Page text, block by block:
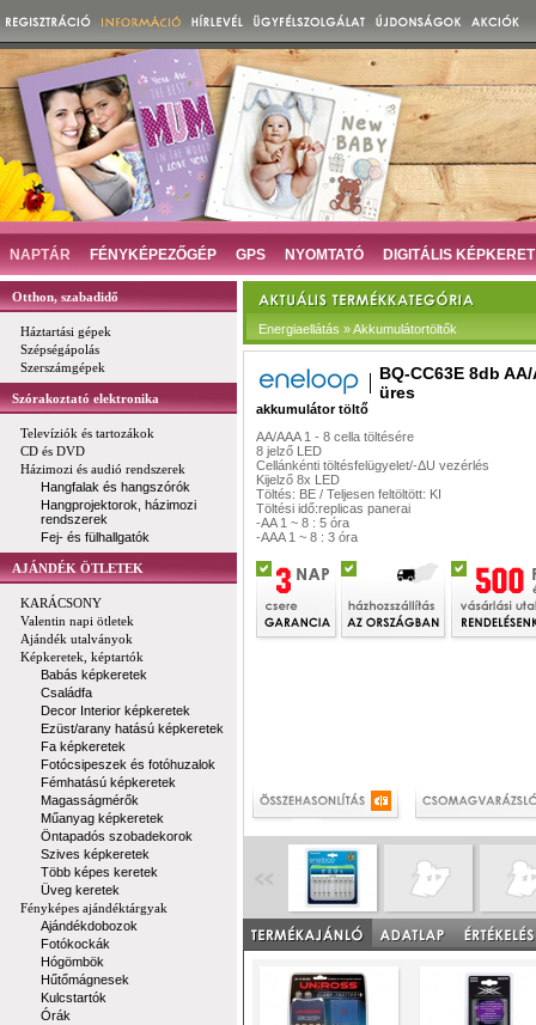
NAPTÁR FÉNYKÉPEZŐGÉP GPS NYOMTATÓ DIGITÁLIS KÉPKERET
Otthon, szabadidő
Háztartási gépek
Szépségápolás
Szerszámgépek
Szórakoztató elektronika
Televíziók és tartozákok
CD és DVD
Házimozi és audió rendszerek
Hangfalak és hangszórók
Hangprojektorok, házimozi
rendszerek
Fej- és fülhallgatók
AJÁNDÉK ÖTLETEK
KARÁCSONY
Valentin napi ötletek
Ajándék utalványok
Képkeretek, képtartók
Babás képkeretek
Családfa
Decor Interior képkeretek
Ezüst/arany hatású képkeretek
Fa képkeretek
Fotócsipeszek és fotóhuzalok
Fémhatású képkeretek
Magasságmérők
Műanyag képkeretek
Öntapadós szobadekorok
Szives képkeretek
Több képes keretek
Üveg keretek
Fényképes ajándéktárgyak
Ajándékdobozok
Fotókockák
Hógömbök
Hűtőmágnesek
Kulcstartók
Órák
Energiaellátás » Akkumulátortöltők
BQ-CC63E 8db
üres
akkumulátor töltő
AA/AAA 1 - 8 cella töltésére
8 jelző LED
Cellánkénti töltésfelügyelet/-ΔU vezérlés
Kijelző 8x LED
Töltés: BE / Teljesen feltöltött: KI
Töltési idő:replicas panerai
-AA 1 ~ 8 : 5 óra
-AAA 1 ~ 8 : 3 óra